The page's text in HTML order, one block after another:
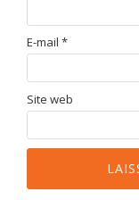
E-mail *
Site web